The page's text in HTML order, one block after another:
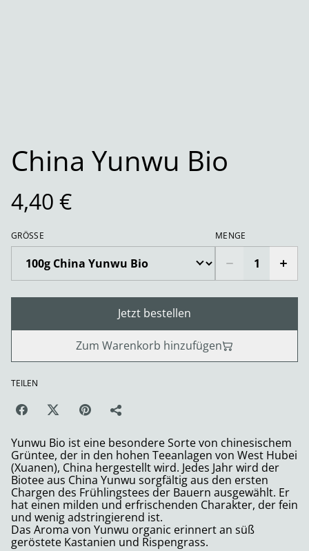
China Yunwu Bio
4,40 €
GRÖSSE MENGE
Jetzt bestellen
Zum Warenkorb hinzufügen
TEILEN
Yunwu Bio ist eine besondere Sorte von chinesischem
Grüntee, der in den hohen Teeanlagen von West Hubei
(Xuanen), China hergestellt wird. Jedes Jahr wird der
Biotee aus China Yunwu sorgfältig aus den ersten
Chargen des Frühlingstees der Bauern ausgewählt. Er
hat einen milden und erfrischenden Charakter, der fein
und wenig adstringierend ist.
Das Aroma von Yunwu organic erinnert an süß
geröstete Kastanien und Rispengrass.